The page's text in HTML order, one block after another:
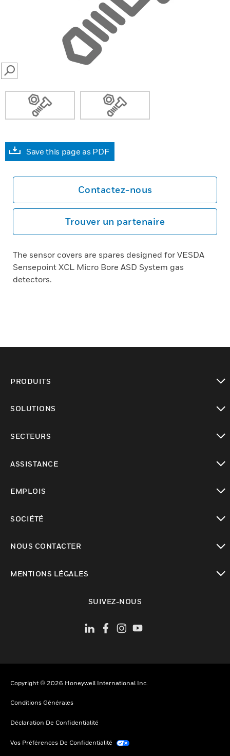
SEARCH
Save this page as PDF
Contactez-nous
Trouver un partenaire
The sensor covers are spares designed for VESDA
Sensepoint XCL Micro Bore ASD System gas
detectors.
PRODUITS
SOLUTIONS
SECTEURS
ASSISTANCE
EMPLOIS
SOCIÉTÉ
NOUS CONTACTER
MENTIONS LÉGALES
SUIVEZ-NOUS
Copyright © 2026 Honeywell International Inc.
Conditions Générales
Déclaration De Confidentialité
Vos Préférences De Confidentialité